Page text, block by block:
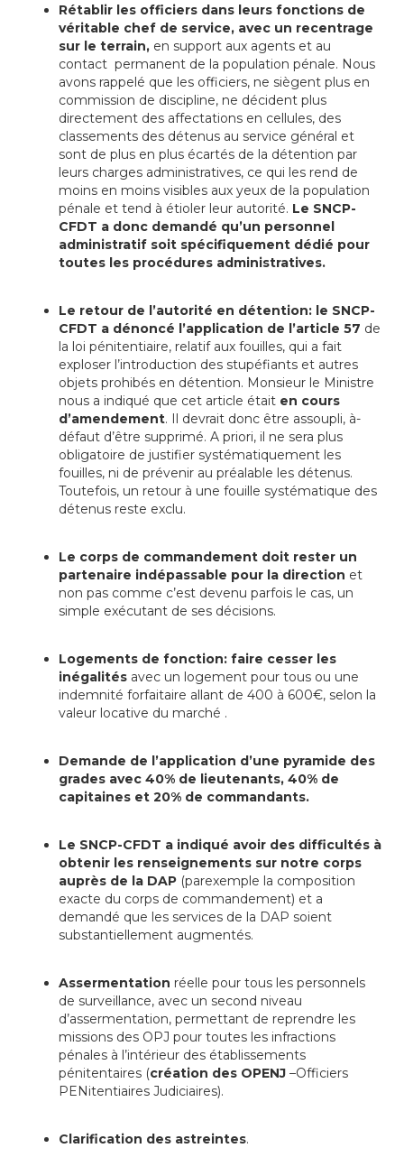
Rétablir les officiers dans leurs fonctions de
véritable chef de service, avec un recentrage
sur le terrain, en support aux agents et au
contact permanent de la population pénale. Nous
avons rappelé que les officiers, ne siègent plus en
commission de discipline, ne décident plus
directement des affectations en cellules, des
classements des détenus au service général et
sont de plus en plus écartés de la détention par
leurs charges administratives, ce qui les rend de
moins en moins visibles aux yeux de la population
pénale et tend à étioler leur autorité. Le SNCP-
CFDT a donc demandé qu’un personnel
administratif soit spécifiquement dédié pour
toutes les procédures administratives.
Le retour de l’autorité en détention: le SNCP-
CFDT a dénoncé l’application de l’article 57 de
la loi pénitentiaire, relatif aux fouilles, qui a fait
exploser l’introduction des stupéfiants et autres
objets prohibés en détention. Monsieur le Ministre
nous a indiqué que cet article était en cours
d’amendement. Il devrait donc être assoupli, à-
défaut d’être supprimé. A priori, il ne sera plus
obligatoire de justifier systématiquement les
fouilles, ni de prévenir au préalable les détenus.
Toutefois, un retour à une fouille systématique des
détenus reste exclu.
Le corps de commandement doit rester un
partenaire indépassable pour la direction et
non pas comme c’est devenu parfois le cas, un
simple exécutant de ses décisions.
Logements de fonction: faire cesser les
inégalités avec un logement pour tous ou une
indemnité forfaitaire allant de 400 à 600€, selon la
valeur locative du marché .
Demande de l’application d’une pyramide des
grades avec 40% de lieutenants, 40% de
capitaines et 20% de commandants.
Le SNCP-CFDT a indiqué avoir des difficultés à
obtenir les renseignements sur notre corps
auprès de la DAP (parexemple la composition
exacte du corps de commandement) et a
demandé que les services de la DAP soient
substantiellement augmentés.
Assermentation réelle pour tous les personnels
de surveillance, avec un second niveau
d’assermentation, permettant de reprendre les
missions des OPJ pour toutes les infractions
pénales à l’intérieur des établissements
pénitentaires (création des OPENJ –Officiers
PENitentiaires Judiciaires).
Clarification des astreintes.